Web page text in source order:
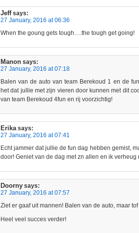
Jeff says:
27 January, 2016 at 06:36
When the goung gets tough….the tough get going!
Manon says:
27 January, 2016 at 07:18
Balen van de auto van team Berekoud 1 en de
het dat jullie met zijn vieren door kunnen met dit
van team Berekoud 4fun en rij voorzichtig!
Erika says:
27 January, 2016 at 07:41
Echt jammer dat jullie de fun dag hebben gemist,
door! Geniet van de dag met zn allen en ik verheug
Doorny says:
27 January, 2016 at 07:57
Ziet er gaaf uit mannen! Balen van de auto, maar
Heel veel succes verder!